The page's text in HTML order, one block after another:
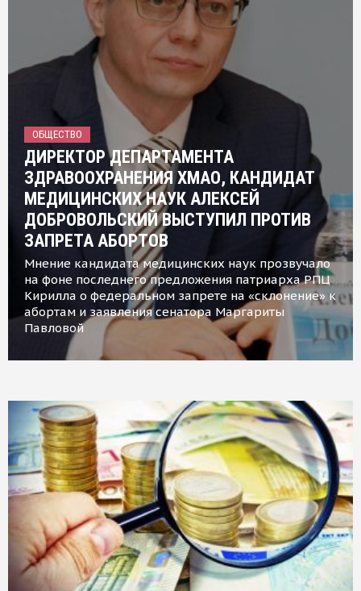
ОБЩЕСТВО
ДИРЕКТОР ДЕПАРТАМЕНТА
ЗДРАВООХРАНЕНИЯ ХМАО, КАНДИДАТ
МЕДИЦИНСКИХ НАУК АЛЕКСЕЙ
ДОБРОВОЛЬСКИЙ ВЫСТУПИЛ ПРОТИВ
ЗАПРЕТА АБОРТОВ
Мнение кандидата медицинских наук прозвучало
на фоне последнего предложения патриарха РПЦ
Кирилла о федеральном запрете на «склонение» к
абортам и заявления сенатора Маргариты
Павловой